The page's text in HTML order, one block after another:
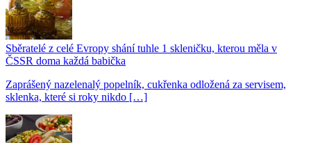
Sběratelé z celé Evropy shání tuhle 1 skleničku, kterou měla v
ČSSR doma každá babička
Zaprášený nazelenalý popelník, cukřenka odložená za servisem,
sklenka, které si roky nikdo […]